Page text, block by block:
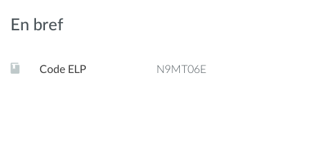
En bref
Code ELP N9MT06E